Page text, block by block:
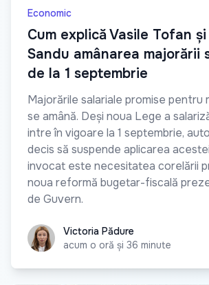
Economic
Cum explică Vasile Tofan
Sandu amânarea majorării
de la 1 septembrie
Majorările salariale promise pentru
se amână. Deși noua Lege a
intre în vigoare la 1 septembrie,
decis să suspende aplicarea
invocat este necesitatea corelării
noua reformă bugetar-fiscală
de Guvern.
Victoria Pădure
Victoria Pădure
acum o oră și 36 minute